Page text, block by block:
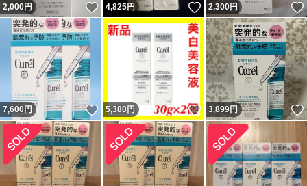
2,000円 いいね！
4,825円 いいね！
2,300円
7,600円 いいね！
5,380 円 いいね！
3,899円